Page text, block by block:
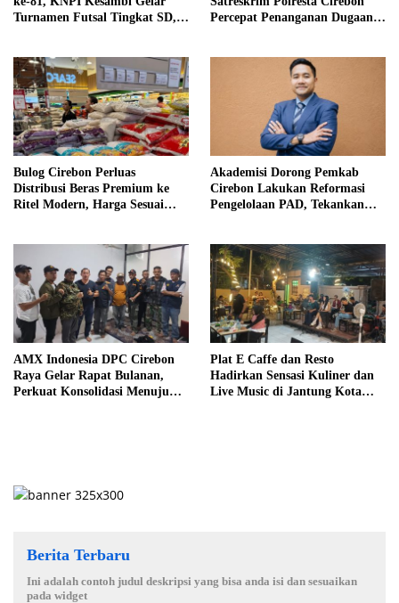
Turnamen Futsal Tingkat SD,
Percepat Penanganan Dugaan
Bulog Cirebon Perluas
Distribusi Beras Premium ke
Ritel Modern, Harga Sesuai
Akademisi Dorong Pemkab
Cirebon Lakukan Reformasi
Pengelolaan PAD, Tekankan
AMX Indonesia DPC Cirebon
Raya Gelar Rapat Bulanan,
Perkuat Konsolidasi Menuju
Plat E Caffe dan Resto
Hadirkan Sensasi Kuliner dan
Live Music di Jantung Kota
Berita Terbaru
Ini adalah contoh judul deskripsi yang bisa anda isi dan sesuaikan
pada widget